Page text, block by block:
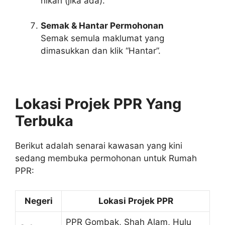
Semak & Hantar Permohonan
Semak semula maklumat yang
dimasukkan dan klik “Hantar”.
Lokasi Projek PPR Yang
Terbuka
Berikut adalah senarai kawasan yang kini
sedang membuka permohonan untuk Rumah
PPR:
Negeri Lokasi Projek PPR
PPR Gombak, Shah Alam, Hulu